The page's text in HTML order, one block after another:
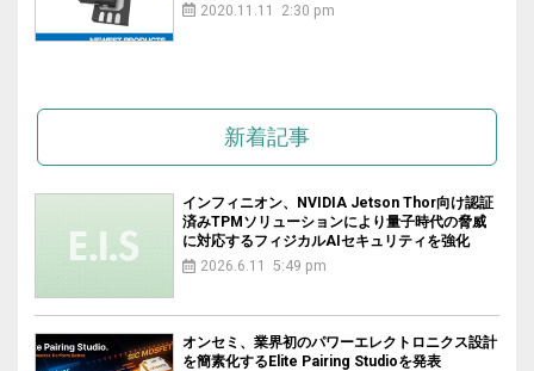
2020.11.11 2:30 pm
新着記事
インフィニオン、NVIDIA Jetson Thor向け認証
済みTPMソリューションにより量子時代の脅威
に対応するフィジカルAIセキュリティを強化
2026.6.11 5:49 pm
オンセミ、業界初のパワーエレクトロニクス設計
を簡素化するElite Pairing Studioを発表